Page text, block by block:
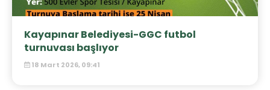
Kayapınar Belediyesi-GGC futbol
turnuvası başlıyor
18 Mart 2026, 09:41